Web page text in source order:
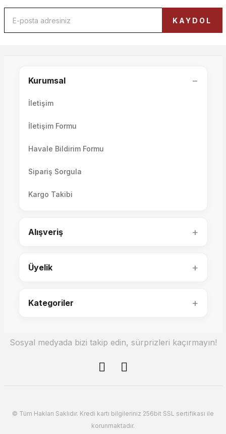
Soho Tv Ünitesi Set
Ütopya TV Ünitesi Raf Blok
KAYDOL
Kurumsal −
İletişim
İletişim Formu
Havale Bildirim Formu
Sipariş Sorgula
Kargo Takibi
Alışveriş +
Üyelik +
Kategoriler +
Sosyal medyada bizi takip edin, sürprizleri kaçırmayın!
© Tüm Hakları Saklıdır. Kredi kartı bilgileriniz 256bit SSL sertifikası ile
korunmaktadır.